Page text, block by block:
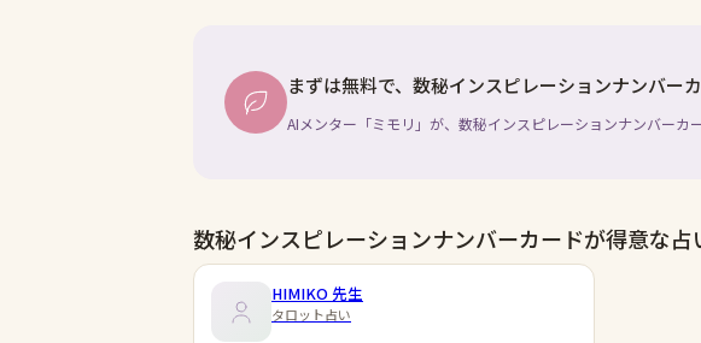
まずは無料で、数秘インスピレーションナンバー
AIメンター「ミモリ」が、数秘インスピレーションナンバーカ
数秘インスピレーションナンバーカードが得意な占
HIMIKO先生
タロット占い